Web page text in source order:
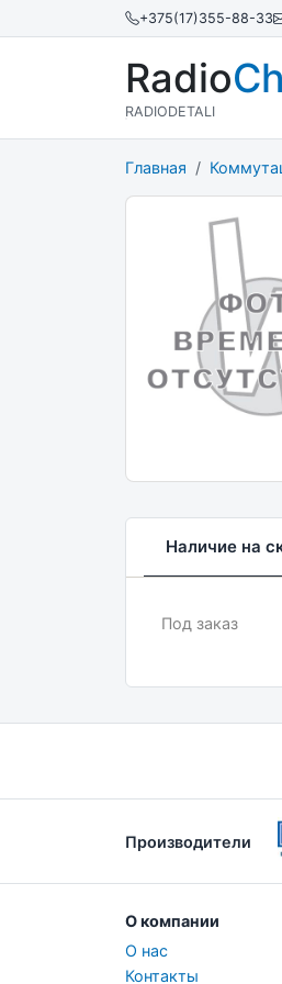
+375(17)355-88-33
Radio
RADIODETALI
Главная
Наличие на
Под заказ
Производители
О компании
О нас
Контакты